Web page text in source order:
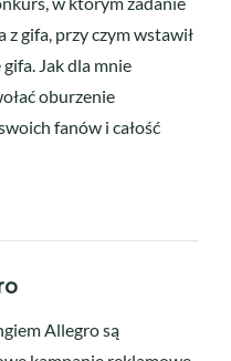
z gifa, przy czym wstawił
Jak dla mnie
oburzenie
fanów i całość
Allegro są